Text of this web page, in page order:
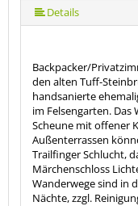
mehr (22 ) »
mehr (22 ) »
mehr (22 ) »
mehr (22 ) »
mehr (22 ) »
mehr (22 ) »
mehr (22 ) »
mehr (22 ) »
mehr (22 ) »
mehr (22 ) »
mehr (22 ) »
mehr (22 ) »
mehr (22 ) »
mehr (22 ) »
mehr (22 ) »
mehr (22 ) »
mehr (22 ) »
mehr (22 ) »
Details
Backpacker/
den alten Tuff-
handsanierte
im Felsengarten.
Scheune mit offener
Außenterrassen
Trailfinger Schlucht,
Märchenschloss
Wanderwege sind in
Nächte, zzgl.